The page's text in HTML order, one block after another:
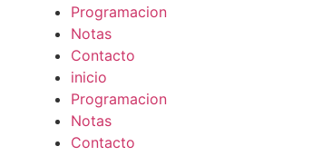
Programacion
Notas
Contacto
inicio
Programacion
Notas
Contacto